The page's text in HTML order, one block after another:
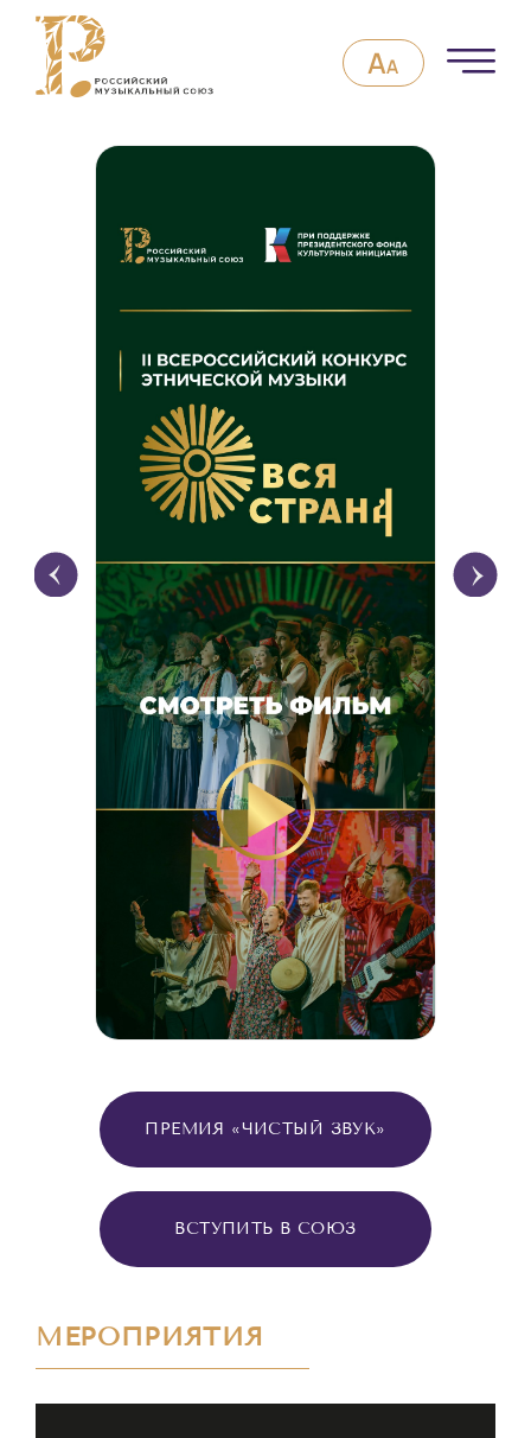
ПРЕМИЯ «ЧИСТЫЙ ЗВУК»
ВСТУПИТЬ В СОЮЗ
МЕРОПРИЯТИЯ